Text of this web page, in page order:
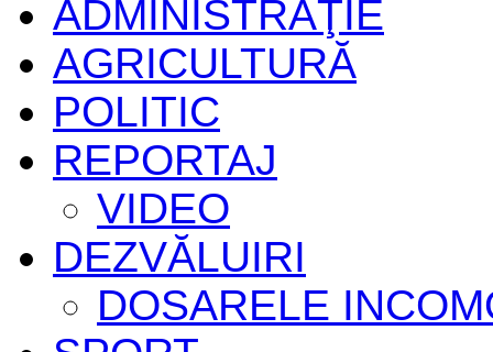
ADMINISTRAŢIE
AGRICULTURĂ
POLITIC
REPORTAJ
VIDEO
DEZVĂLUIRI
DOSARELE